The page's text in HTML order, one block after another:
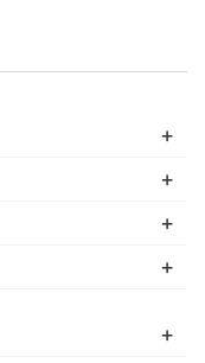
+
+
+
+
+